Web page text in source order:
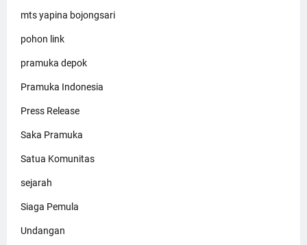
mts yapina bojongsari
pohon link
pramuka depok
Pramuka Indonesia
Press Release
Saka Pramuka
Satua Komunitas
sejarah
Siaga Pemula
Undangan